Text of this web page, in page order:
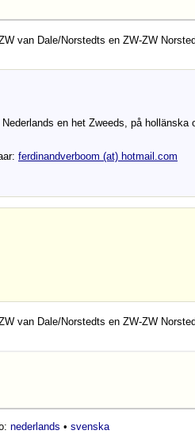
van Dale/Norstedts en ZW-ZW
en het Zweeds, på hollänska
ferdinandverboom (at) hotmail .com
van Dale/Norstedts en ZW-ZW
nederlands • svenska